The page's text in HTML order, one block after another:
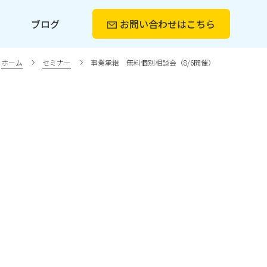
ブログ お問い合わせはこちら
ホーム セミナー 事業承継 無料個別相談会（8/6開催）